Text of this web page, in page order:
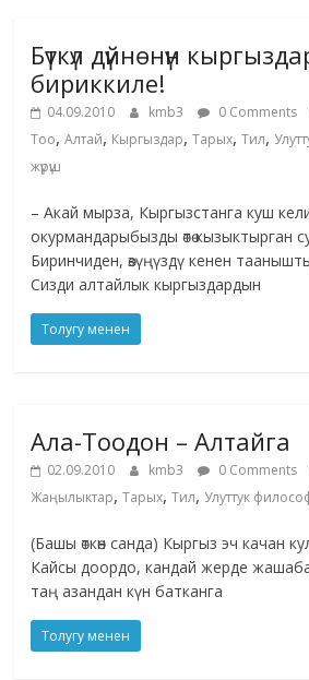
Бүткүл дүйнөнүн
бириккиле!
04.09.2010 kmb3 0 Comments
Тоо,Алтай, Кыргыздар,Тарых,Тил,
жүрүш
– Акай мырза, Кыргызстанга куш
окурмандарыбызды өтө кызыктырган
Биринчиден, өзүңүздү кенен
Сизди алтайлык кыргыздардын
Толугу менен
Ала-Тоодон – Алтайга
02.09.2010 kmb3 0 Comments
Жаңылыктар,Тарых,Тил, Улуттук
(Башы өткөн санда) Кыргыз эч качан
Кайсы доордо, кандай жерде
таң азандан күн батканга
Толугу менен